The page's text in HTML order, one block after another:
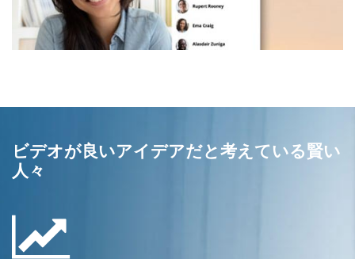
ビデオが良いアイデアだと考えている賢い
人々